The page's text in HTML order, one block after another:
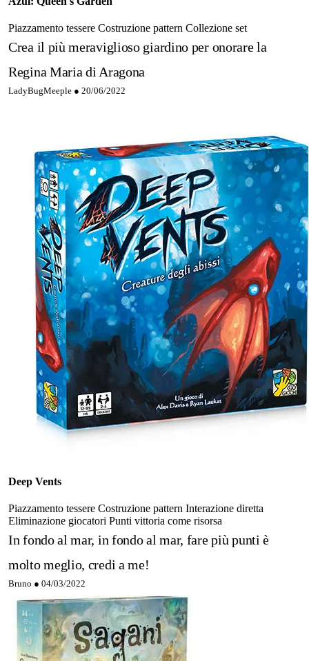
Piazzamento tessere Costruzione pattern Collezione set
Crea il più meraviglioso giardino per onorare la
Regina Maria di Aragona
LadyBugMeeple ● 20/06/2022
Deep Vents
Piazzamento tessere Costruzione pattern Interazione diretta
Eliminazione giocatori Punti vittoria come risorsa
In fondo al mar, in fondo al mar, fare più punti è
molto meglio, credi a me!
Bruno ● 04/03/2022